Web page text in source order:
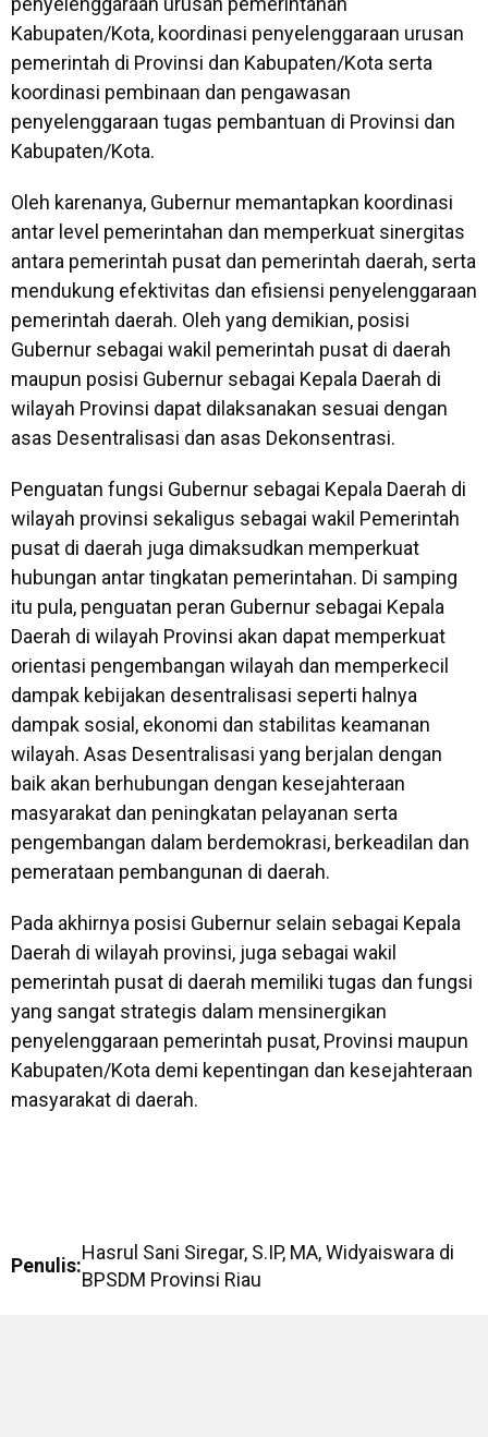
Kabupaten/Kota, koordinasi penyelenggaraan urusan
pemerintah di Provinsi dan Kabupaten/Kota serta
koordinasi pembinaan dan pengawasan
penyelenggaraan tugas pembantuan di Provinsi dan
Kabupaten/Kota.
Oleh karenanya, Gubernur memantapkan koordinasi
antar level pemerintahan dan memperkuat sinergitas
antara pemerintah pusat dan pemerintah daerah, serta
mendukung efektivitas dan efisiensi penyelenggaraan
pemerintah daerah. Oleh yang demikian, posisi
Gubernur sebagai wakil pemerintah pusat di daerah
maupun posisi Gubernur sebagai Kepala Daerah di
wilayah Provinsi dapat dilaksanakan sesuai dengan
asas Desentralisasi dan asas Dekonsentrasi.
Penguatan fungsi Gubernur sebagai Kepala Daerah di
wilayah provinsi sekaligus sebagai wakil Pemerintah
pusat di daerah juga dimaksudkan memperkuat
hubungan antar tingkatan pemerintahan. Di samping
itu pula, penguatan peran Gubernur sebagai Kepala
Daerah di wilayah Provinsi akan dapat memperkuat
orientasi pengembangan wilayah dan memperkecil
dampak kebijakan desentralisasi seperti halnya
dampak sosial, ekonomi dan stabilitas keamanan
wilayah. Asas Desentralisasi yang berjalan dengan
baik akan berhubungan dengan kesejahteraan
masyarakat dan peningkatan pelayanan serta
pengembangan dalam berdemokrasi, berkeadilan dan
pemerataan pembangunan di daerah.
Pada akhirnya posisi Gubernur selain sebagai Kepala
Daerah di wilayah provinsi, juga sebagai wakil
pemerintah pusat di daerah memiliki tugas dan fungsi
yang sangat strategis dalam mensinergikan
penyelenggaraan pemerintah pusat, Provinsi maupun
Kabupaten/Kota demi kepentingan dan kesejahteraan
masyarakat di daerah.
Penulis:
Hasrul Sani Siregar, S.IP, MA, Widyaiswara di
BPSDM Provinsi Riau